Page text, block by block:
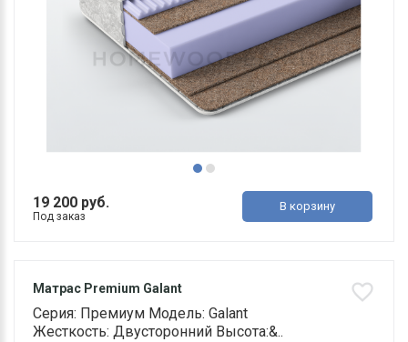
19 200 руб.
Под заказ
В корзину
Матрас Premium Galant
Серия: Премиум Модель: Galant
Жесткость: Двусторонний Высота:&..